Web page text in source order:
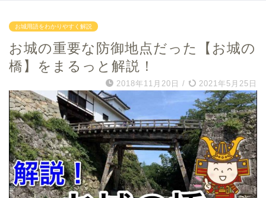
お城用語をわかりやすく解説
お城の重要な防御地点だった【お城の
橋】をまるっと解説！
2018年11月20日 / 2021年5月25日